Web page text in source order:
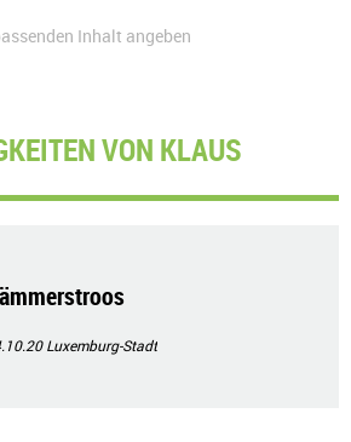
Inhalt angeben
VON KLAUS
Luxemburg-Stadt